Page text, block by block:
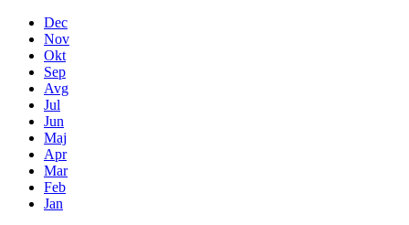
Dec
Nov
Okt
Sep
Avg
Jul
Jun
Maj
Apr
Mar
Feb
Jan